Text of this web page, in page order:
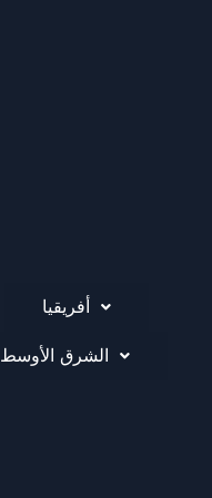
أفريقيا
الشرق الأوسط